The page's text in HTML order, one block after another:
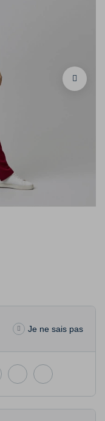
Je ne sais pas